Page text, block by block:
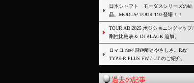
日本シャフト モーダスシリーズの結
晶。MODUS³ TOUR 110 登場！！
TOUR AD 2025 ポジショニングマップ/
剛性比較表＆ DI BLACK 追加。
ロマロ new 飛距離とやさしさ。Ray
TYPE-R PLUS FW / UT のご紹介。
過去の記事